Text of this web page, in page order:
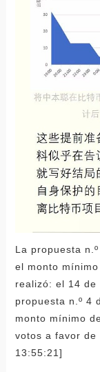
La propuesta
el monto
realizó: el 14
propuesta n.º 4
monto mínimo
votos a favor de
13:55:21]